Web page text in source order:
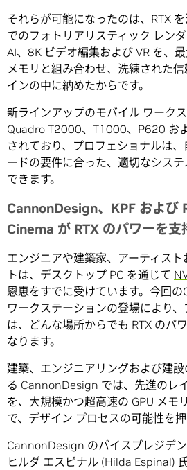
それらが可能になったのは、RTX
でのフォトリアリスティック レン
AI、8K ビデオ編集および VR を、
メモリと組み合わせ、洗練された
インの中に納めたからです。
新ラインアップのモバイル ワークス
Quadro T2000、T1000、P620 お
されており、プロフェショナルは
ードの要件に合った、適切なシス
できます。
CannonDesign、KPF および
Cinema が RTX のパワーを支
エンジニアや建築家、アーティス
トは、デスクトップ PC を通じて
恩恵をすでに受けています。今回
ワークステーションの登場により
は、どんな場所からでも RTX のパ
なります。
建築、エンジニアリングおよび建
る CannonDesign では、先進のレ
を、大規模かつ超高速の GPU メモ
で、デザイン プロセスの可能性を押
CannonDesign のバイスプレジデ
ヒルダ エスピナル (Hilda Espinal)